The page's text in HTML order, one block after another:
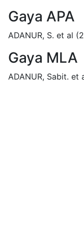
Gaya APA
ADANUR, S. et al
Gaya MLA
ADANUR, Sabit. et